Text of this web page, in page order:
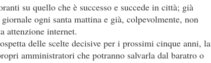
su quello che è successo e succede in città; già
ogni santa mattina e già, colpevolmente, non
attenzione internet.
delle scelte decisive per i prossimi cinque anni, la
amministratori che potranno salvarla dal baratro o